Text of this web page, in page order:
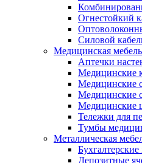
Огнестойкий
Силовой
Медицинская мебель
Аптечки
Медицинские
Медицинские
Медицинские
Медицинские
Тележки для
Тумбы
Металлическая
Депозитные